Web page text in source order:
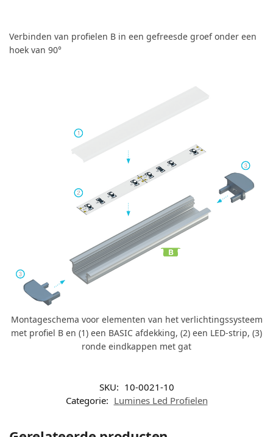
Verbinden van profielen B in een gefreesde groef onder een
hoek van 90°
Montageschema voor elementen van het verlichtingssysteem
met profiel B en (1) een BASIC afdekking, (2) een LED-strip, (3)
ronde eindkappen met gat
SKU: 10-0021-10
Categorie: Lumines Led Profielen